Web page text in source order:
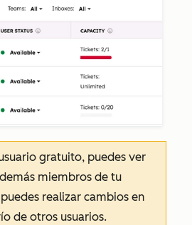
gratuito, puedes ver
miembros de tu
realizar cambios en
de otros usuarios.